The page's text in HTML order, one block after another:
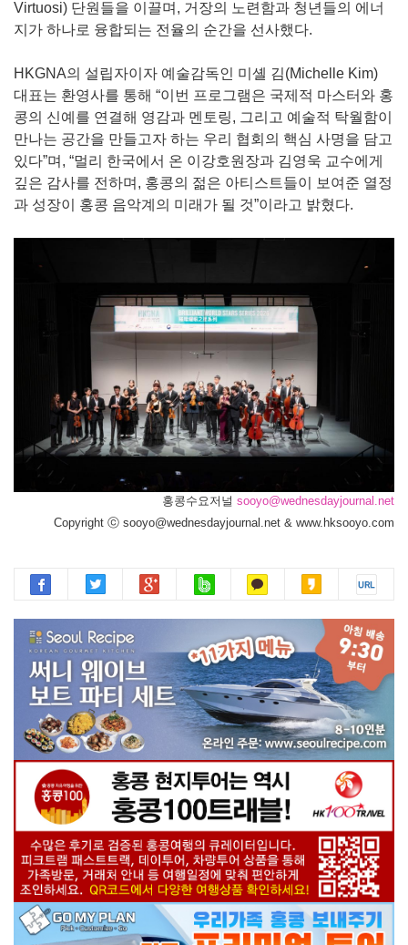
Virtuosi) 단원들을 이끌며, 거장의 노련함과 청년들의 에너
지가 하나로 융합되는 전율의 순간을 선사했다.
HKGNA의 설립자이자 예술감독인 미셸 김(Michelle Kim)
대표는 환영사를 통해 “이번 프로그램은 국제적 마스터와 홍
콩의 신예를 연결해 영감과 멘토링, 그리고 예술적 탁월함이
만나는 공간을 만들고자 하는 우리 협회의 핵심 사명을 담고
있다”며, “멀리 한국에서 온 이강호원장과 김영욱 교수에게
깊은 감사를 전하며, 홍콩의 젊은 아티스트들이 보여준 열정
과 성장이 홍콩 음악계의 미래가 될 것”이라고 밝혔다.
홍콩수요저널 sooyo@wednesdayjournal.net
Copyright ⓒ sooyo@wednesdayjournal.net & www.hksooyo.com